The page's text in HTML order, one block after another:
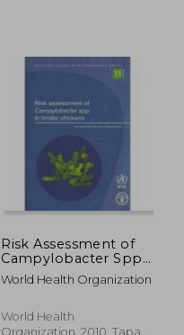
Risk Assessment of
Campylobacter Spp.
in Broiler Chickens:
Interpretative
World Health Organization
World Health
Organization, 2010, Tapa